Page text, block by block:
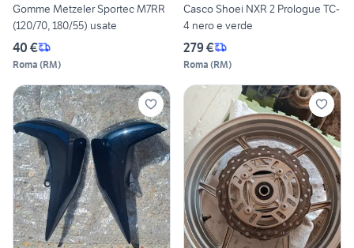
Gomme Metzeler Sportec M7RR
(120/70, 180/55) usate
40 €
Roma (RM)
Casco Shoei NXR 2 Prologue TC-
4 nero e verde
279 €
Roma (RM)